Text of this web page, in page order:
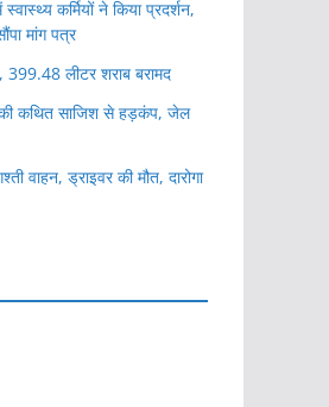
कर्मियों ने किया प्रदर्शन,
मांग पत्र
399.48 लीटर शराब बरामद
की कथित साजिश से हड़कंप, जेल
वाहन, ड्राइवर की मौत, दारोगा